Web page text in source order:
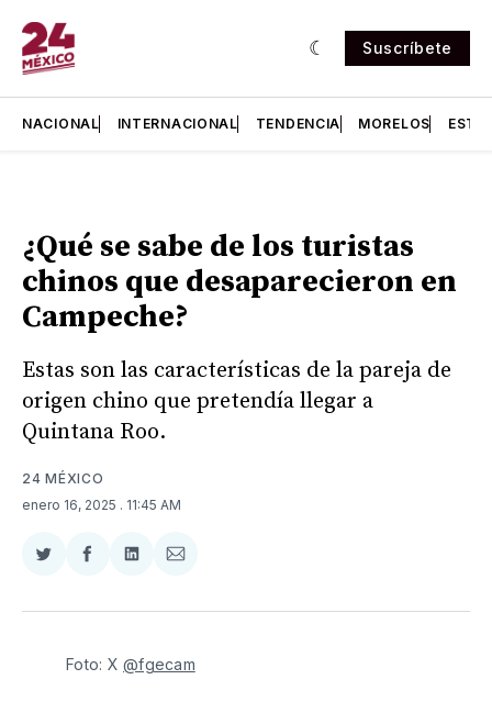
Suscríbete
NACIONAL INTERNACIONAL TENDENCIA MORELOS
¿Qué se sabe de los turistas
chinos que desaparecieron en
Campeche?
Estas son las características de la pareja de
origen chino que pretendía llegar a
Quintana Roo.
24 MÉXICO
enero 16, 2025 . 11:45 AM
Compartir
Twitter
Compartir
Facebook
Compartir
LinkedIn
Compartir
Email
Foto: X @fgecam